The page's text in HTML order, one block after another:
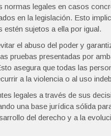
normas legales en casos
en la legislación. Esto
sujetos a ella por igual.
el abuso del poder y
pruebas presentadas por
asegura que todas las
a la violencia o al uso
legales a través de sus
una base jurídica sólida
del derecho y a la